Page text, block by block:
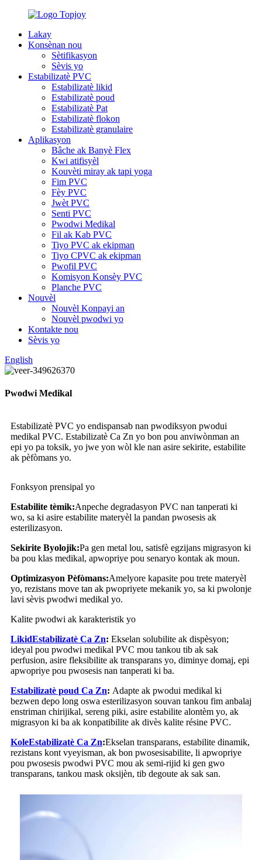
Lakay
Konsènan nou
Sètifikasyon
Sèvis yo
Estabilizatè PVC
Estabilizatè likid
Estabilizatè poud
Estabilizatè Pat
Estabilizatè flokon
Estabilizatè granulaire
Aplikasyon
Bâche ak Banyè Flex
Kwi atifisyèl
Kouvèti miray ak tapi yoga
Fim PVC
Fèy PVC
Jwèt PVC
Senti PVC
Pwodwi Medikal
Fil ak Kab PVC
Tiyo PVC ak ekipman
Tiyo CPVC ak ekipman
Pwofil PVC
Komisyon Konsèy PVC
Planche PVC
Nouvèl
Nouvèl Konpayi an
Nouvèl pwodwi yo
Kontakte nou
Sèvis yo
English
Pwodwi Medikal
Estabilizatè PVC yo endispansab nan pwodiksyon pwodui
medikal PVC. Estabilizatè Ca Zn yo bon pou anviwònman an
epi yo pa toksik, yo jwe yon wòl kle nan asire sekirite, estabilite
ak pèfòmans yo.
Fonksyon prensipal yo
Estabilite tèmik:Anpeche degradasyon PVC nan tanperati ki
wo, sa ki asire estabilite materyèl la pandan pwosesis ak
esterilizasyon.
Sekirite Byolojik:Pa gen metal lou, satisfè egzijans migrasyon ki
ba pou klas medikal, apwopriye pou senaryo kontak ak moun.
Optimizasyon Pèfòmans:Amelyore kapasite pou trete materyèl
yo, rezistans move tan ak pwopriyete mekanik yo, sa ki pwolonje
lavi sèvis pwodwi medikal yo.
Kalite pwodwi ak karakteristik yo
LikidEstabilizatè Ca Zn: Ekselan solubilite ak dispèsyon;
ideyal pou pwodwi medikal PVC mou tankou tib ak sak
perfusion, asire fleksibilite ak transparans yo, diminye domaj, epi
apwopriye pou pwosesis nan tanperati ki ba.
Estabilizatè poud Ca Zn: Adapte ak pwodui medikal ki
bezwen depo long oswa esterilizasyon souvan tankou fim anbalaj
enstriman chirijikal, sereng piki, asire estabilite alontèm yo, ak
migrasyon ki ba ak konpatibilite ak divès kalite résine PVC.
KoleEstabilizatè Ca Zn:Ekselan transparans, estabilite dinamik,
rezistans kont vyeyisman, ak bon pwosesisabilite, li apwopriye
pou pwosesis pwodwi PVC mou ak semi-rijid ki gen gwo
transparans, tankou mask oksijèn, tib degoute ak sak san.